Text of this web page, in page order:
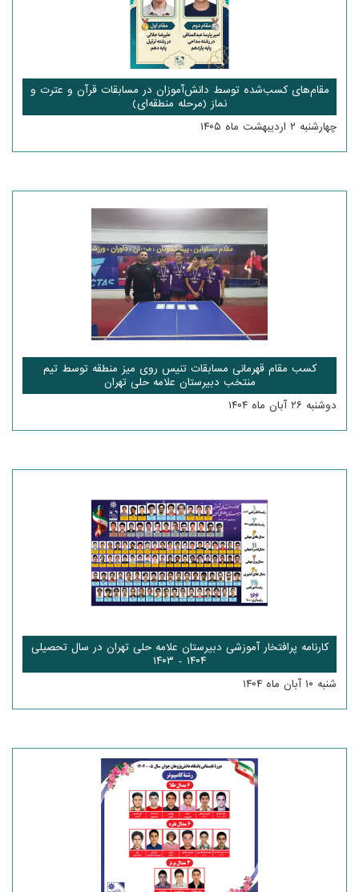
مقام‌های کسب‌شده توسط دانش‌آموزان در مسابقات قرآن و عترت و
نماز (مرحله منطقه‌ای)
چهارشنبه ۲ اردیبهشت ماه ۱۴۰۵
کسب مقام قهرمانی مسابقات تنیس روی میز منطقه توسط تیم
منتخب دبیرستان علامه حلی تهران
دوشنبه ۲۶ آبان ماه ۱۴۰۴
کارنامه پرافتخار آموزشی دبیرستان علامه حلی تهران در سال تحصیلی
۱۴۰۴ - ۱۴۰۳
شنبه ۱۰ آبان ماه ۱۴۰۴